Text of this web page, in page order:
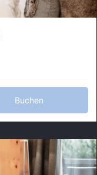
Buchen